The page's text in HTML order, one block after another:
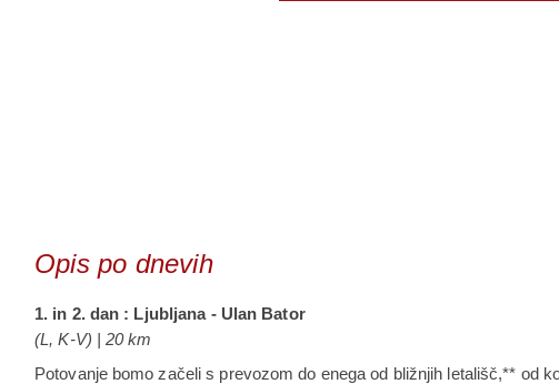
Opis po dnevih
1. in 2. dan : Ljubljana - Ulan Bator
(L, K-V) | 20 km
Potovanje bomo začeli s prevozom do enega od bližnjih letališč,** od